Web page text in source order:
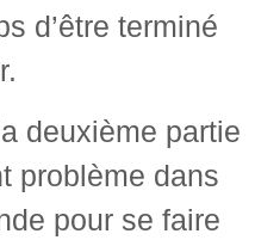
d’être terminé
deuxième partie
problème dans
pour se faire